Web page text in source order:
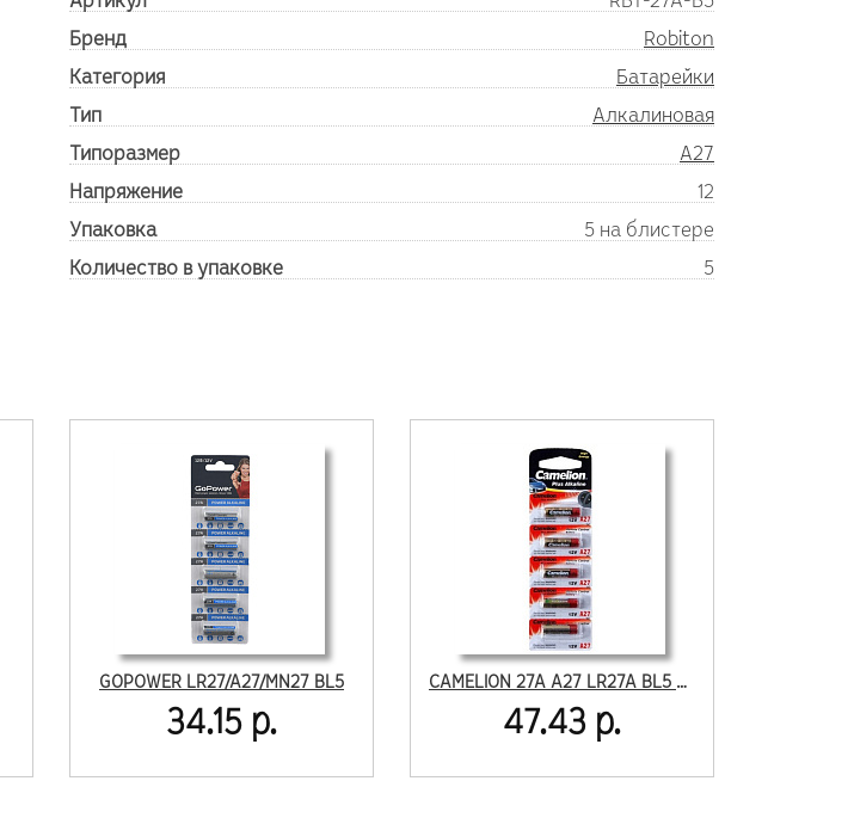
Бренд
Robiton
Категория
Батарейки
Тип
Алкалиновая
Типоразмер
A27
Напряжение
12
Упаковка
5 на блистере
Количество в упаковке
5
GOPOWER LR27/A27/MN27 BL5
34.15 р.
CAMELION 27A A27 LR27A BL5 отрывные
47.43 р.